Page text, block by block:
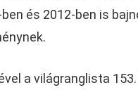
és 2012-ben is
a világranglista